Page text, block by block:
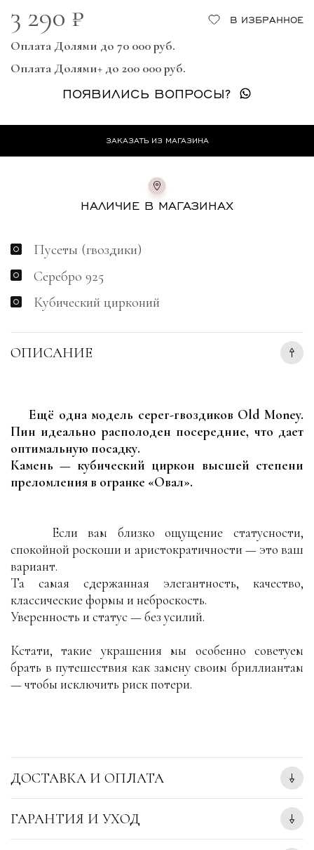
3 290 ₽ В ИЗБРАННОЕ
Оплата Долями до 70 000 руб.
Оплата Долями+ до 200 000 руб.
ПОЯВИЛИСЬ ВОПРОСЫ?
Пусеты (гвоздики)
Серебро 925
Кубический цирконий
ЗАКАЗАТЬ ИЗ МАГАЗИНА
НАЛИЧИЕ В МАГАЗИНАХ
ОПИСАНИЕ
Ещё одна модель серег-гвоздиков Old Money.
Пин идеально располоден посередние, что дает
оптимальную посадку.
Камень — кубический циркон высшей степени
преломления в огранке «Овал».
Если вам близко ощущение статусности,
спокойной роскоши и аристократичности — это ваш
вариант.
Та самая сдержанная элегантность, качество,
классические формы и неброскость.
Уверенность и статус — без усилий.
Кстати, такие украшения мы особенно советуем
брать в путешествия как замену своим бриллиантам
— чтобы исключить риск потери.
ДОСТАВКА И ОПЛАТА
ГАРАНТИЯ И УХОД